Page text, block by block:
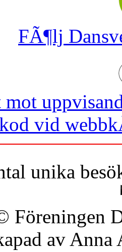
FÃ¶lj
mot
vid
unika
Föreningen
av Anna